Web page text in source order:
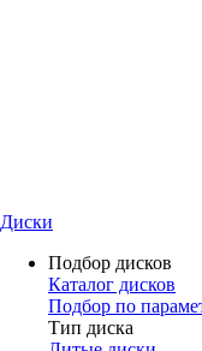
Диски
Подбор дисков
Каталог дисков
Подбор по
Тип диска